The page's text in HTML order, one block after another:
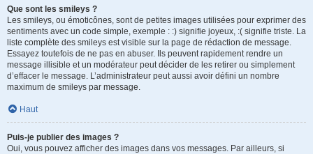
Que sont les smileys ?
Les smileys, ou émoticônes, sont de petites images utilisées pour exprimer des
sentiments avec un code simple, exemple : :) signifie joyeux, :( signifie triste. La
liste complète des smileys est visible sur la page de rédaction de message.
Essayez toutefois de ne pas en abuser. Ils peuvent rapidement rendre un
message illisible et un modérateur peut décider de les retirer ou simplement
d’effacer le message. L’administrateur peut aussi avoir défini un nombre
maximum de smileys par message.
Haut
Puis-je publier des images ?
Oui, vous pouvez afficher des images dans vos messages. Par ailleurs, si